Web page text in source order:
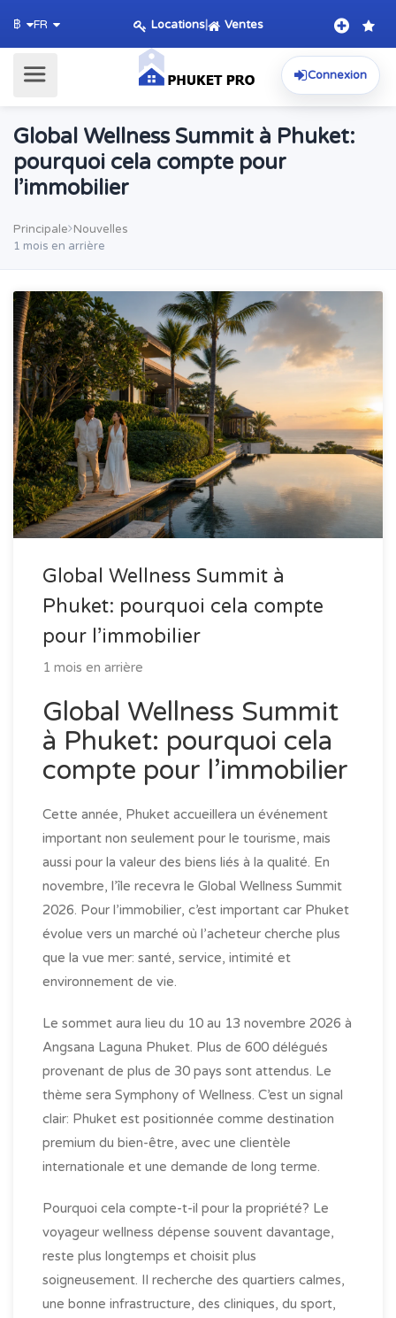
฿ FR Locations| Ventes
Connexion
Global Wellness Summit à Phuket:
pourquoi cela compte pour
l’immobilier
Principale Nouvelles
1 mois en arrière
Global Wellness Summit à
Phuket: pourquoi cela compte
pour l’immobilier
1 mois en arrière
Global Wellness Summit
à Phuket: pourquoi cela
compte pour l’immobilier
Cette année, Phuket accueillera un événement
important non seulement pour le tourisme, mais
aussi pour la valeur des biens liés à la qualité. En
novembre, l’île recevra le Global Wellness Summit
2026. Pour l’immobilier, c’est important car Phuket
évolue vers un marché où l’acheteur cherche plus
que la vue mer: santé, service, intimité et
environnement de vie.
Le sommet aura lieu du 10 au 13 novembre 2026 à
Angsana Laguna Phuket. Plus de 600 délégués
provenant de plus de 30 pays sont attendus. Le
thème sera Symphony of Wellness. C’est un signal
clair: Phuket est positionnée comme destination
premium du bien-être, avec une clientèle
internationale et une demande de long terme.
Pourquoi cela compte-t-il pour la propriété? Le
voyageur wellness dépense souvent davantage,
reste plus longtemps et choisit plus
soigneusement. Il recherche des quartiers calmes,
une bonne infrastructure, des cliniques, du sport,